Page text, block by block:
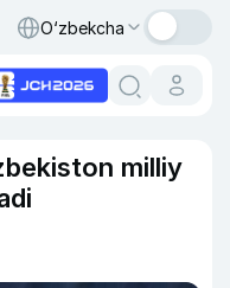
O‘zbekcha
milliy